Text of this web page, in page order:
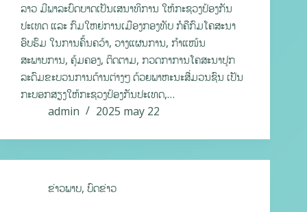
ລາວ ມີພາລະບົດບາດເປັນເສນາທິການ ໃຫ້ກະຊວງປ້ອງກັນ
ປະເທດ ແລະ ກົມໃຫຍ່ການເມືອງກອງທັບ ກໍຄືກົມໂຄສະນາ
ອົບຮົມ ໃນການຄົ້ນຄວ້າ, ວາງແຜນການ, ກຳແໜ້ນ
ສະພາບການ, ຄຸ້ມຄອງ, ຕິດຕາມ, ກວດກາການໂຄສະນາປຸກ
ລະດົມຂະບວນການດ້ານຕ່າງໆ ດ້ວຍພາຫະນະສື່ມວນຊົນ ເປັນ
ກະບອກສຽງໃຫ້ກະຊວງປ້ອງກັນປະເທດ,…
admin
2025 may 22
ຂ່າວພາບ, ບົດຂ່າວ